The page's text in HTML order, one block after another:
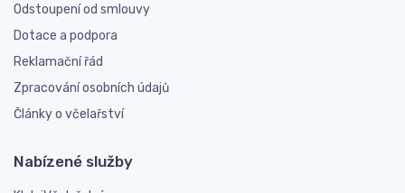
Odstoupení od smlouvy
Dotace a podpora
Reklamační řád
Zpracování osobních údajů
Články o včelařství
Nabízené služby